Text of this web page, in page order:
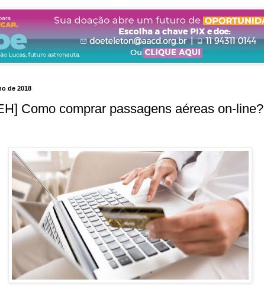
de 2018
Como comprar passagens aéreas on-line?